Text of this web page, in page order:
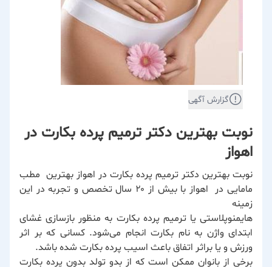
گزارش آگهی
نوبت بهترین دکتر ترمیم پرده بکارت در
اهواز
نوبت بهترین دکتر ترمیم پرده بکارت در اهواز بهترین مطب
مامایی در اهواز با بیش از ۲۰ سال تخصص و تجربه در این
زمینه
هایمنوپلاستی یا ترمیم پرده بکارت به منظور بازسازی غشای
ابتدای واژن به نام بکارت انجام می‌شود. کسانی که بر اثر
ورزش و یا براثر اتفاق باعث اسیب پرده بکارت شده باشد.
برخی از بانوان ممکن است که از بدو تولد بدون پرده بکارت